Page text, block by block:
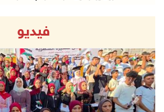
أسعار النفط تواصل الصعود وسط مخاوف
07/آب/2026 10:25 ص
الذهب يتجه لأفضل أداء أسبوعي منذ كانون
07/آب/2026 10:12 ص
قوات الاحتلال تنصب حاجزا عسكريا شرق
فيديو
Next